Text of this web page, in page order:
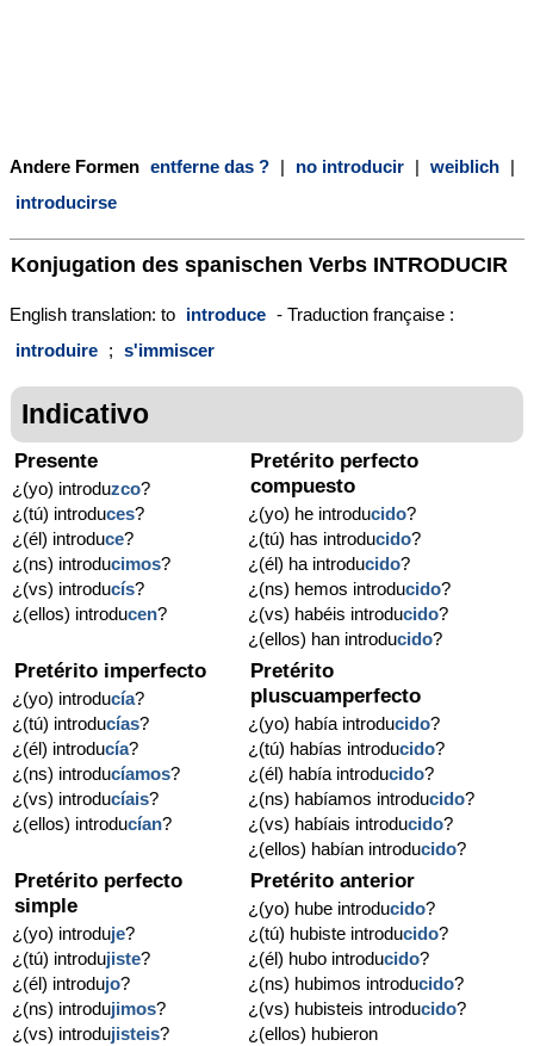
Andere Formen entferne das ? | no introducir | weiblich |
introducirse
Konjugation des spanischen Verbs INTRODUCIR
English translation: to introduce - Traduction française :
introduire ; s'immiscer
Indicativo
Presente
¿(yo) introduzco?
¿(tú) introduces?
¿(él) introduce?
¿(ns) introducimos?
¿(vs) introducís?
¿(ellos) introducen?
Pretérito perfecto
compuesto
¿(yo) he introducido?
¿(tú) has introducido?
¿(él) ha introducido?
¿(ns) hemos introducido?
¿(vs) habéis introducido?
¿(ellos) han introducido?
Pretérito imperfecto
¿(yo) introducía?
¿(tú) introducías?
¿(él) introducía?
¿(ns) introducíamos?
¿(vs) introducíais?
¿(ellos) introducían?
Pretérito
pluscuamperfecto
¿(yo) había introducido?
¿(tú) habías introducido?
¿(él) había introducido?
¿(ns) habíamos introducido?
¿(vs) habíais introducido?
¿(ellos) habían introducido?
Pretérito perfecto
simple
¿(yo) introduje?
¿(tú) introdujiste?
¿(él) introdujo?
¿(ns) introdujimos?
¿(vs) introdujisteis?
Pretérito anterior
¿(yo) hube introducido?
¿(tú) hubiste introducido?
¿(él) hubo introducido?
¿(ns) hubimos introducido?
¿(vs) hubisteis introducido?
¿(ellos) hubieron